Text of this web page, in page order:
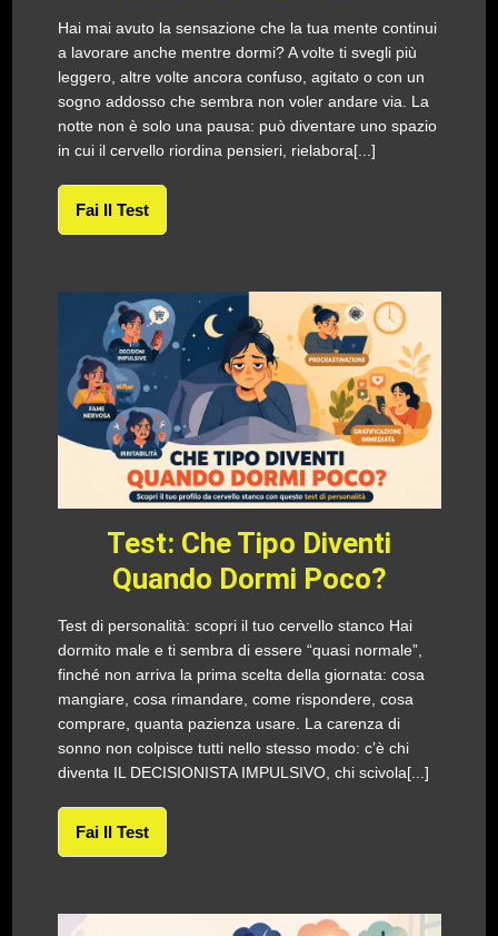
Hai mai avuto la sensazione che la tua mente continui
a lavorare anche mentre dormi? A volte ti svegli più
leggero, altre volte ancora confuso, agitato o con un
sogno addosso che sembra non voler andare via. La
notte non è solo una pausa: può diventare uno spazio
in cui il cervello riordina pensieri, rielabora[...]
Fai Il Test
Test: Che Tipo Diventi
Quando Dormi Poco?
Test di personalità: scopri il tuo cervello stanco Hai
dormito male e ti sembra di essere “quasi normale”,
finché non arriva la prima scelta della giornata: cosa
mangiare, cosa rimandare, come rispondere, cosa
comprare, quanta pazienza usare. La carenza di
sonno non colpisce tutti nello stesso modo: c’è chi
diventa IL DECISIONISTA IMPULSIVO, chi scivola[...]
Fai Il Test